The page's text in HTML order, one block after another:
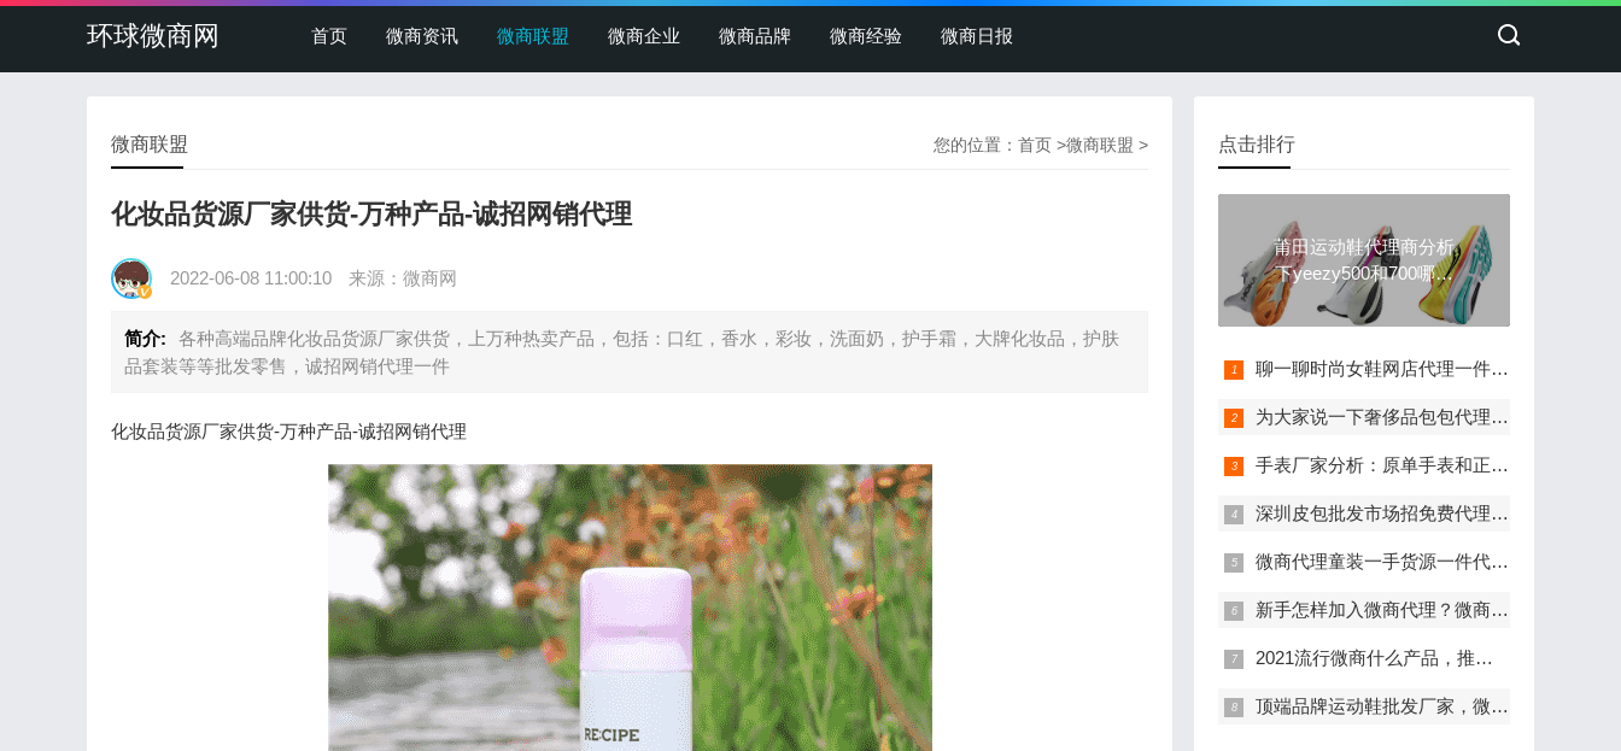
环球微商网 首页 微商资讯 微商联盟 微商企业 微商品牌 微商经验 微商日报
您的位置： 首页 >微商联盟 >
微商联盟
化妆品货源厂家供货-万种产品-诚招网销代理
2022-06-08 11:00:10 来源：微商网
简介:
各种高端品牌化妆品货源厂家供货，上万种热卖产品，包括：口红，香水，彩妆，洗面奶，护手霜，大牌化妆品，护肤
品套装等等批发零售，诚招网销代理一件
化妆品货源厂家供货-万种产品-诚招网销代理
点击排行
莆田运动鞋代理商分析
下yeezy500和700哪个
穿起来舒服
聊一聊时尚女鞋网店代理一件代发货源怎么找
为大家说一下奢侈品包包代理价格的内幕
手表厂家分析：原单手表和正品的区别有哪些？
深圳皮包批发市场招免费代理，厂家直销一件代发
微商代理童装一手货源一件代发 兼职创业零风险
新手怎样加入微商代理？微商代理起步技巧
2021流行微商什么产品，推荐十大靠谱的微商产品
顶端品牌运动鞋批发厂家，微商无门槛，免费代理